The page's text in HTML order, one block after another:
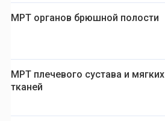
МРТ органов брюшной полости
МРТ плечевого сустава и мягких
тканей